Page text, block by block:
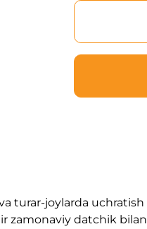
turar-joylarda
zamonaviy datchik